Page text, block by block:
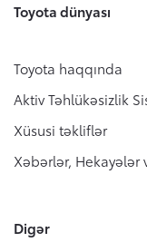
Toyota dünyası
Toyota haqqında
Aktiv Təhlükəsizlik
Xüsusi təkliflər
Xəbərlər, Hekayələr
Digər